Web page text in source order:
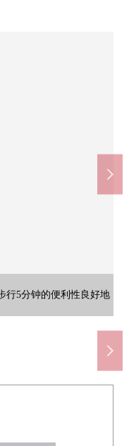
行5分钟的便利性良好地
高的隐私性
浴等的充实的设备
车也放心，保管
光亮的住空間
的空域和院子
周围准备完毕的位置
步行5分钟的公共汽车
，西武池袋线"石神井公
335m)
的销售区被设立的量贩
店感觉利用。便于回来变
夜的采购
(约365m)
(约305m)
(约390m)
类等的处理的药妆店。
付。[营业时间]从9:00到
店(约345m)
。信用卡或者条形码，
了传单。/营业时间：从
快乐园(约100m)
约830m)
边好像能上学的距离。
子健壮的孩子"。在HP上
提供伙食。
915m)
活动或者传统事情有意
时间。